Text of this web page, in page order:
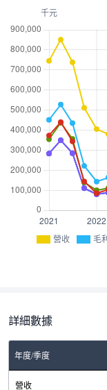
營收 毛利
詳細數據
年度/季度2025-Q4
營收